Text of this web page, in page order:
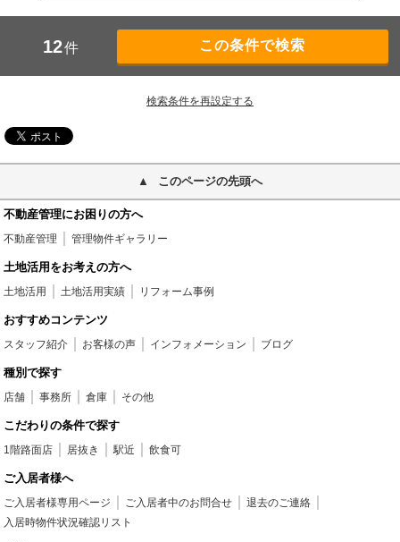
12件
検索条件を再設定する
このページの先頭へ
不動産管理にお困りの方へ
不動産管理 管理物件ギャラリー
土地活用をお考えの方へ
土地活用 土地活用実績 リフォーム事例
おすすめコンテンツ
スタッフ紹介 お客様の声 インフォメーション ブログ
種別で探す
店舗 事務所 倉庫 その他
こだわりの条件で探す
1階路面店 居抜き 駅近 飲食可
ご入居者様へ
ご入居者様専用ページ ご入居者中のお問合せ
退去のご連絡
入居時物件状況確認リスト